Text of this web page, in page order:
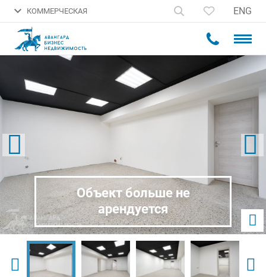
КОММЕРЧЕСКАЯ ENG
Объект больше не
арендуется